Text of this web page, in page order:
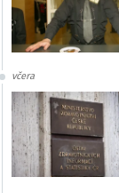
včera